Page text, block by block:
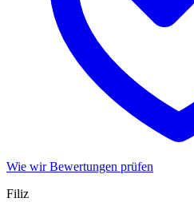
Wie wir Bewertungen prüfen
Filiz